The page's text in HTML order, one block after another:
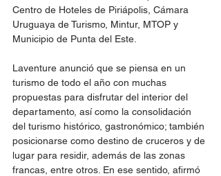
Centro de Hoteles de Piriápolis, Cámara
Uruguaya de Turismo, Mintur, MTOP y
Municipio de Punta del Este.
Laventure anunció que se piensa en un
turismo de todo el año con muchas
propuestas para disfrutar del interior del
departamento, así como la consolidación
del turismo histórico, gastronómico; también
posicionarse como destino de cruceros y de
lugar para residir, además de las zonas
francas, entre otros. En ese sentido, afirmó